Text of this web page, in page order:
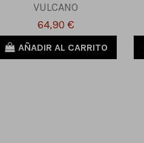
VULCANO
64,90 €
AÑADIR AL CARRITO